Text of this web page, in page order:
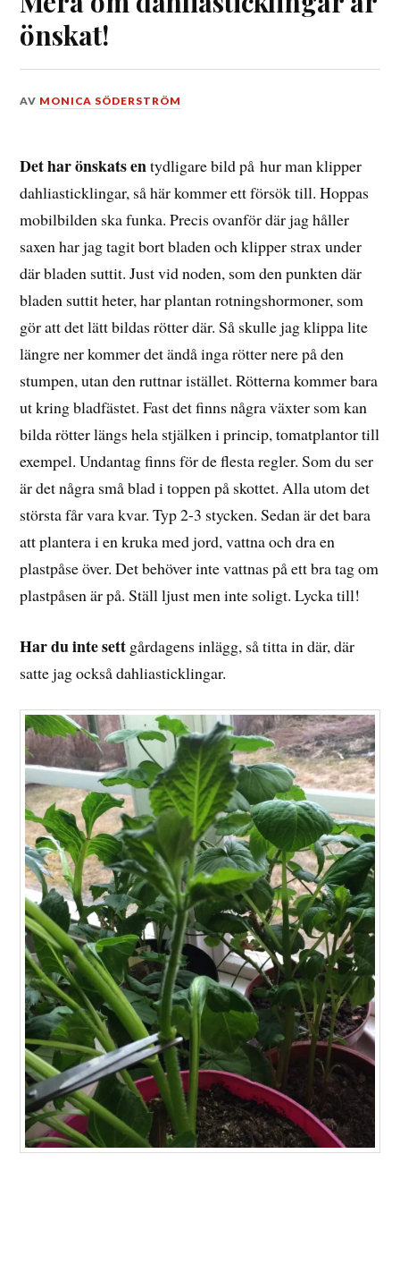
önskat!
DEN
2016
AV MONICA SÖDERSTRÖM
Det har önskats entydligare bild på hur man klipper
dahliasticklingar, så här kommer ett försök till. Hoppas
mobilbilden ska funka. Precis ovanför där jag håller
saxen har jag tagit bort bladen och klipper strax under
där bladen suttit. Just vid noden, som den punkten där
bladen suttit heter, har plantan rotningshormoner, som
gör att det lätt bildas rötter där. Så skulle jag klippa lite
längre ner kommer det ändå inga rötter nere på den
stumpen, utan den ruttnar istället. Rötterna kommer bara
ut kring bladfästet. Fast det finns några växter som kan
bilda rötter längs hela stjälken i princip, tomatplantor till
exempel. Undantag finns för de flesta regler. Som du ser
är det några små blad i toppen på skottet. Alla utom det
största får vara kvar. Typ 2-3 stycken. Sedan är det bara
att plantera i en kruka med jord, vattna och dra en
plastpåse över. Det behöver inte vattnas på ett bra tag om
plastpåsen är på. Ställ ljust men inte soligt. Lycka till!
Har du inte sett gårdagens inlägg, så titta in där, där
satte jag också dahliasticklingar.